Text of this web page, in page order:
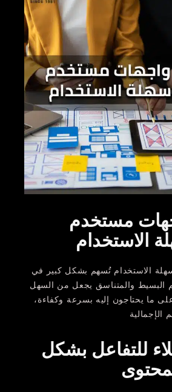
مستخدم
الاستخدام
الاستخدام تُسهم بشكل كبير في
البسيط والمتناسق يجعل من السهل
ما يحتاجون إليه بسرعة وكفاءة،
الإجمالية
للتفاعل بشكل